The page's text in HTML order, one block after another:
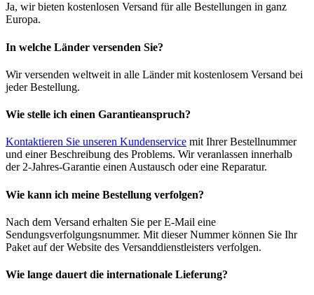
Ja, wir bieten kostenlosen Versand für alle Bestellungen in ganz
Europa.
In welche Länder versenden Sie?
Wir versenden weltweit in alle Länder mit kostenlosem Versand bei
jeder Bestellung.
Wie stelle ich einen Garantieanspruch?
Kontaktieren Sie unseren Kundenservice mit Ihrer Bestellnummer
und einer Beschreibung des Problems. Wir veranlassen innerhalb
der 2-Jahres-Garantie einen Austausch oder eine Reparatur.
Wie kann ich meine Bestellung verfolgen?
Nach dem Versand erhalten Sie per E-Mail eine
Sendungsverfolgungsnummer. Mit dieser Nummer können Sie Ihr
Paket auf der Website des Versanddienstleisters verfolgen.
Wie lange dauert die internationale Lieferung?